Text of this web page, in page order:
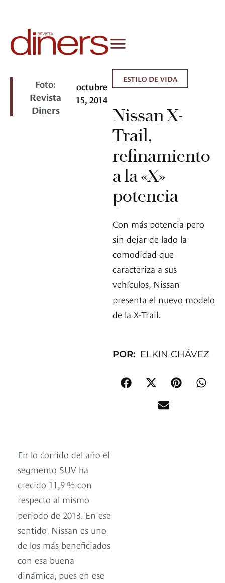
Foto:
Revista
Diners
octubre
15, 2014
ESTILO DE VIDA
Nissan X-
Trail,
refinamiento
a la «X»
potencia
Con más potencia pero
sin dejar de lado la
comodidad que
caracteriza a sus
vehículos, Nissan
presenta el nuevo modelo
de la X-Trail.
POR: ELKIN CHÁVEZ
En lo corrido del año el
segmento SUV ha
crecido 11,9 % con
respecto al mismo
periodo de 2013. En ese
sentido, Nissan es uno
de los más beneficiados
con esa buena
dinámica, pues en ese